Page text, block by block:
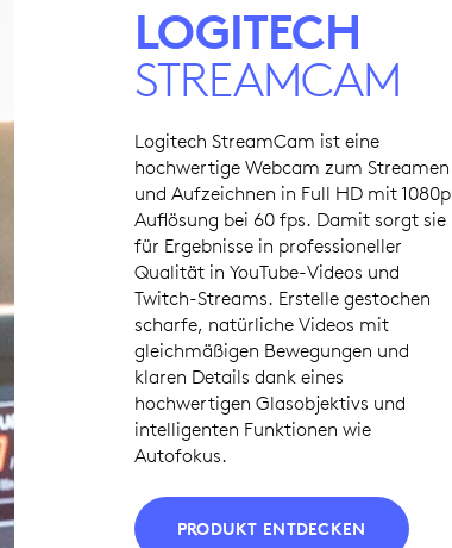
LOGITECH
STREAMCAM
Logitech StreamCam ist eine
hochwertige Webcam zum Streamen
und Aufzeichnen in Full HD mit 1080p
Auflösung bei 60 fps. Damit sorgt sie
für Ergebnisse in professioneller
Qualität in YouTube-Videos und
Twitch-Streams. Erstelle gestochen
scharfe, natürliche Videos mit
gleichmäßigen Bewegungen und
klaren Details dank eines
hochwertigen Glasobjektivs und
intelligenten Funktionen wie
Autofokus.
PRODUKT ENTDECKEN